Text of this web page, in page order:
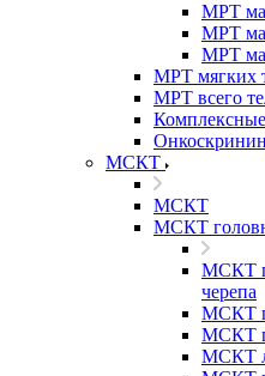
МРТ
МРТ
МРТ
МРТ мягких
МРТ всего
МСКТ
МСКТ
МСКТ
МСКТ
черепа
МСКТ
МСКТ
МСКТ